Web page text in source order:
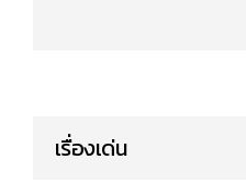
เรื่องเด่น